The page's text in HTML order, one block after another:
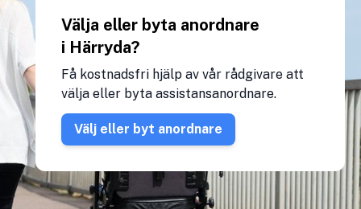
Välja eller byta anordnare
i Härryda?
Få kostnadsfri hjälp av vår rådgivare att
välja eller byta assistansanordnare.
Välj eller byt anordnare